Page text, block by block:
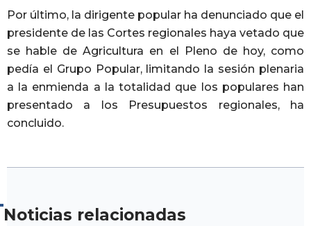
Por último, la dirigente popular ha denunciado que el
presidente de las Cortes regionales haya vetado que
se hable de Agricultura en el Pleno de hoy, como
pedía el Grupo Popular, limitando la sesión plenaria
a la enmienda a la totalidad que los populares han
presentado a los Presupuestos regionales, ha
concluido.
Noticias relacionadas